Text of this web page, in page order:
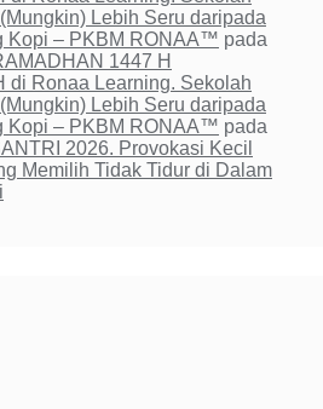
Lebih Seru daripada
Kopi – PKBM RONAA™ pada
1447 H
di Ronaa Learning. Sekolah
Lebih Seru daripada
Kopi – PKBM RONAA™ pada
2026. Provokasi Kecil
Memilih Tidak Tidur di Dalam